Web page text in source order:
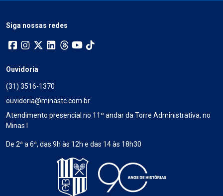
Siga nossas redes
Ouvidoria
(31) 3516-1370
ouvidoria@minastc.com.br
Atendimento presencial no 11º andar da Torre Administrativa, no
Minas I
De 2ª a 6ª, das 9h às 12h e das 14 às 18h30